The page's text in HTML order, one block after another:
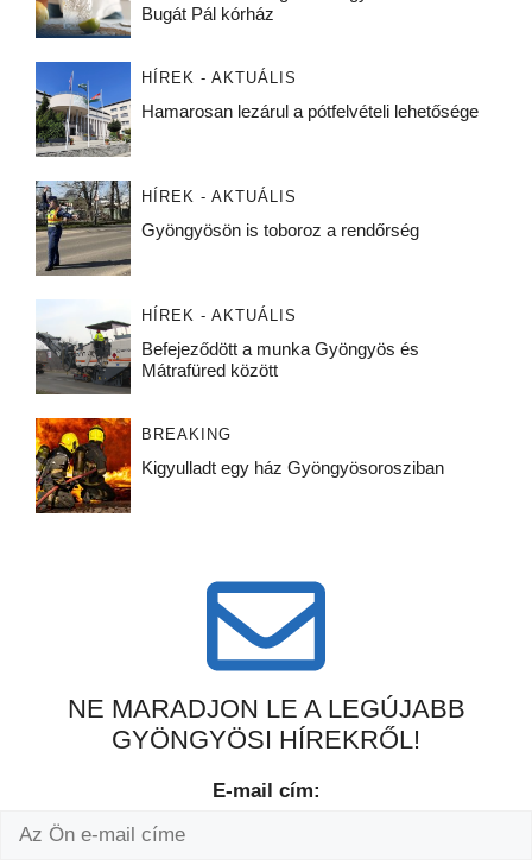
Bugát Pál kórház
HÍREK - AKTUÁLIS
Hamarosan lezárul a pótfelvételi lehetősége
HÍREK - AKTUÁLIS
Gyöngyösön is toboroz a rendőrség
HÍREK - AKTUÁLIS
Befejeződött a munka Gyöngyös és
Mátrafüred között
BREAKING
Kigyulladt egy ház Gyöngyösorosziban
NE MARADJON LE A LEGÚJABB
GYÖNGYÖSI HÍREKRŐL!
E-mail cím: